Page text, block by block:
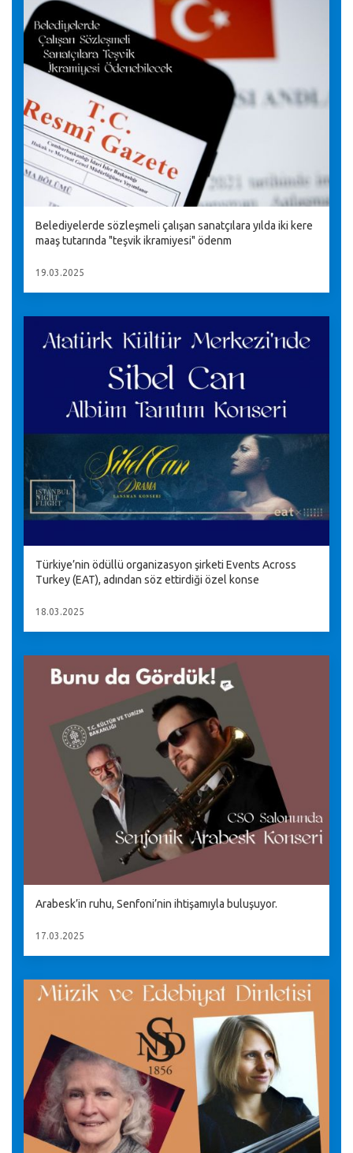
Belediyelerde sözleşmeli çalışan sanatçılara yılda iki kere
maaş tutarında "teşvik ikramiyesi" ödenm
19.03.2025
Türkiye’nin ödüllü organizasyon şirketi Events Across
Turkey (EAT), adından söz ettirdiği özel konse
18.03.2025
Arabesk’in ruhu, Senfoni’nin ihtişamıyla buluşuyor.
17.03.2025